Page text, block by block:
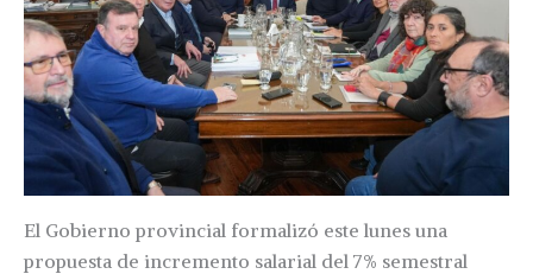
El Gobierno provincial formalizó este lunes una
propuesta de incremento salarial del 7% semestral